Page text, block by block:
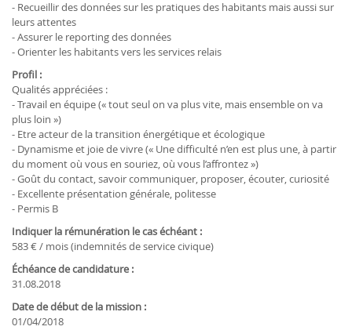
- Recueillir des données sur les pratiques des habitants mais aussi sur
leurs attentes
- Assurer le reporting des données
- Orienter les habitants vers les services relais
Profil :
Qualités appréciées :
- Travail en équipe (« tout seul on va plus vite, mais ensemble on va
plus loin »)
- Etre acteur de la transition énergétique et écologique
- Dynamisme et joie de vivre (« Une difficulté n’en est plus une, à partir
du moment où vous en souriez, où vous l’affrontez »)
- Goût du contact, savoir communiquer, proposer, écouter, curiosité
- Excellente présentation générale, politesse
- Permis B
Indiquer la rémunération le cas échéant :
583 € / mois (indemnités de service civique)
Échéance de candidature :
31.08.2018
Date de début de la mission :
01/04/2018